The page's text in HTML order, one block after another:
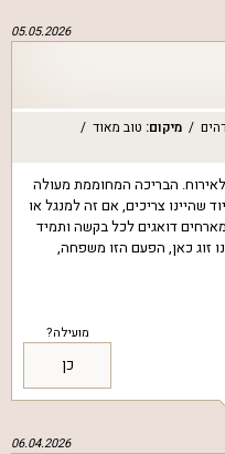
05.05.2026
מיקום: טוב מאוד
הבריכה המחוממת מעולה
שהיינו צריכים, אם זה למנגל או
דואגים לכל בקשה ותמיד
זוג כאן, הפעם הזו משפחה,
מועילה?
כן
06.04.2026